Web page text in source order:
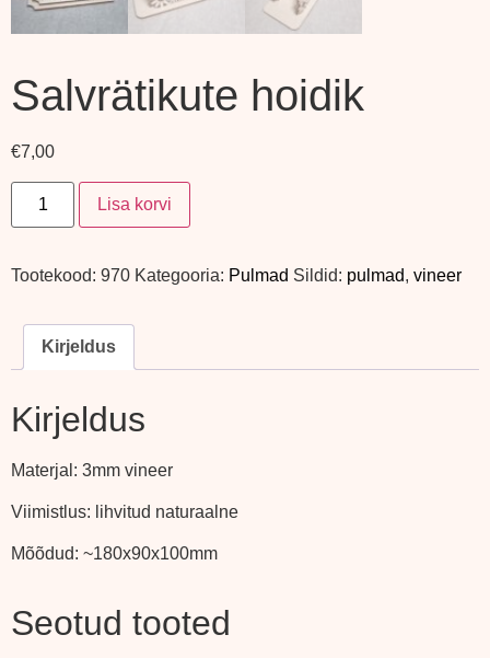
Salvrätikute hoidik
€7,00
Lisa korvi
Tootekood: 970 Kategooria: Pulmad Sildid: pulmad, vineer
Kirjeldus
Kirjeldus
Materjal: 3mm vineer
Viimistlus: lihvitud naturaalne
Mõõdud: ~180x90x100mm
Seotud tooted